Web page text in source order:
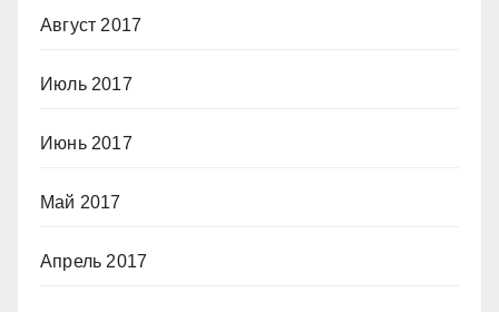
Август 2017
Июль 2017
Июнь 2017
Май 2017
Апрель 2017